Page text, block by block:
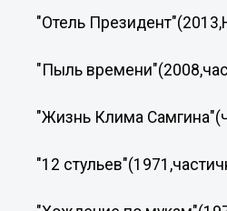
"Отель
"Пыль
"Жизнь Клима
"12